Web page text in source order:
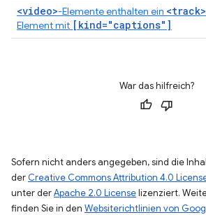
<video>-Elemente enthalten ein <track>
Element mit [kind="captions"]
War das hilfreich?
Sofern nicht anders angegeben, sind die
der Creative Commons Attribution 4.0
unter derApache 2.0 Licenselizenziert.
finden Sie in den Websiterichtlinien von